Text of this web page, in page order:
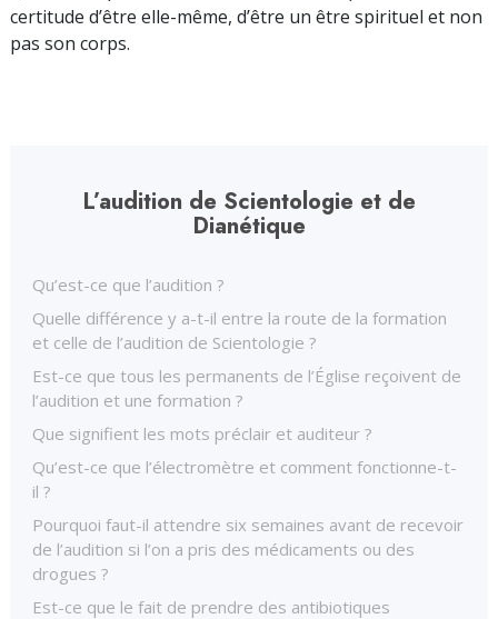
certitude d’être elle-même, d’être un être spirituel et non
pas son corps.
L’audition de Scientologie et de
Dianétique
Qu’est-ce que l’audition ?
Quelle différence y a-t-il entre la route de la formation
et celle de l’audition de Scientologie ?
Est-ce que tous les permanents de l’Église reçoivent de
l’audition et une formation ?
Que signifient les mots préclair et auditeur ?
Qu’est-ce que l’électromètre et comment fonctionne-t-
il ?
Pourquoi faut-il attendre six semaines avant de recevoir
de l’audition si l’on a pris des médicaments ou des
drogues ?
Est-ce que le fait de prendre des antibiotiques